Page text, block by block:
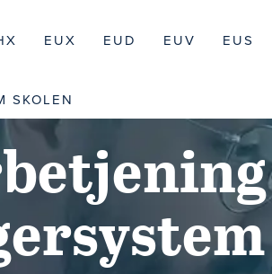
EUX EUD EUV EUS
SKOLEN